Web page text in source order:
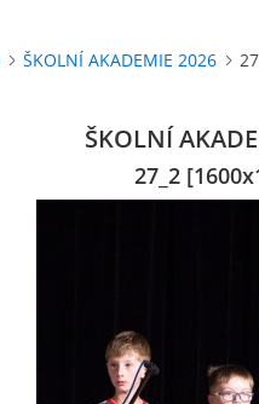
ŠKOLNÍ AKADEMIE 2026
ŠKOLNÍ
27_2